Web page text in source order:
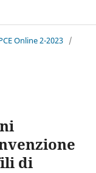
Online 2-2023 /
di